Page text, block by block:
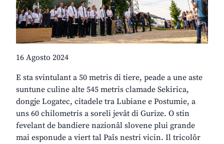
16 Agosto 2024
E sta svintulant a 50 metris di tiere, peade a une aste
suntune culine alte 545 metris clamade Sekirica,
dongje Logatec, citadele tra Lubiane e Postumie, a
uns 60 chilometris a soreli jevât di Gurize. O stin
fevelant de bandiere nazionâl slovene plui grande
mai esponude a viert tal Paîs nestri vicin. Il tricolôr